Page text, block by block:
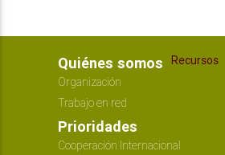
Quiénes somos
Organización
Trabajo en red
Recursos
Prioridades
Cooperación Internacional